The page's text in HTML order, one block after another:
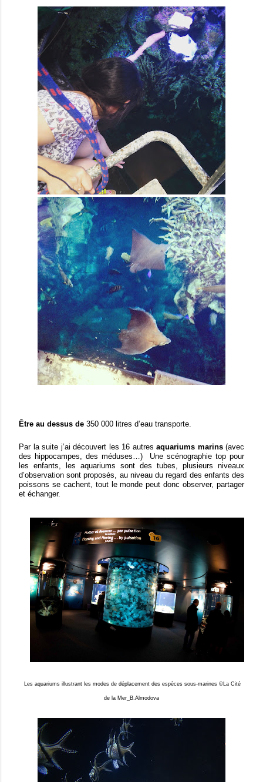
Être au dessus de 350 000 litres d’eau transporte.
Par la suite j’ai découvert les 16 autres aquariums marins(avec
des hippocampes, des méduses…) Une scénographie top pour
les enfants, les aquariums sont des tubes, plusieurs niveaux
d’observation sont proposés, au niveau du regard des enfants des
poissons se cachent, tout le monde peut donc observer, partager
et échanger.
Les aquariums illustrant les modes de déplacement des espèces sous-marines ©La Cité
de la Mer_B.Almodova